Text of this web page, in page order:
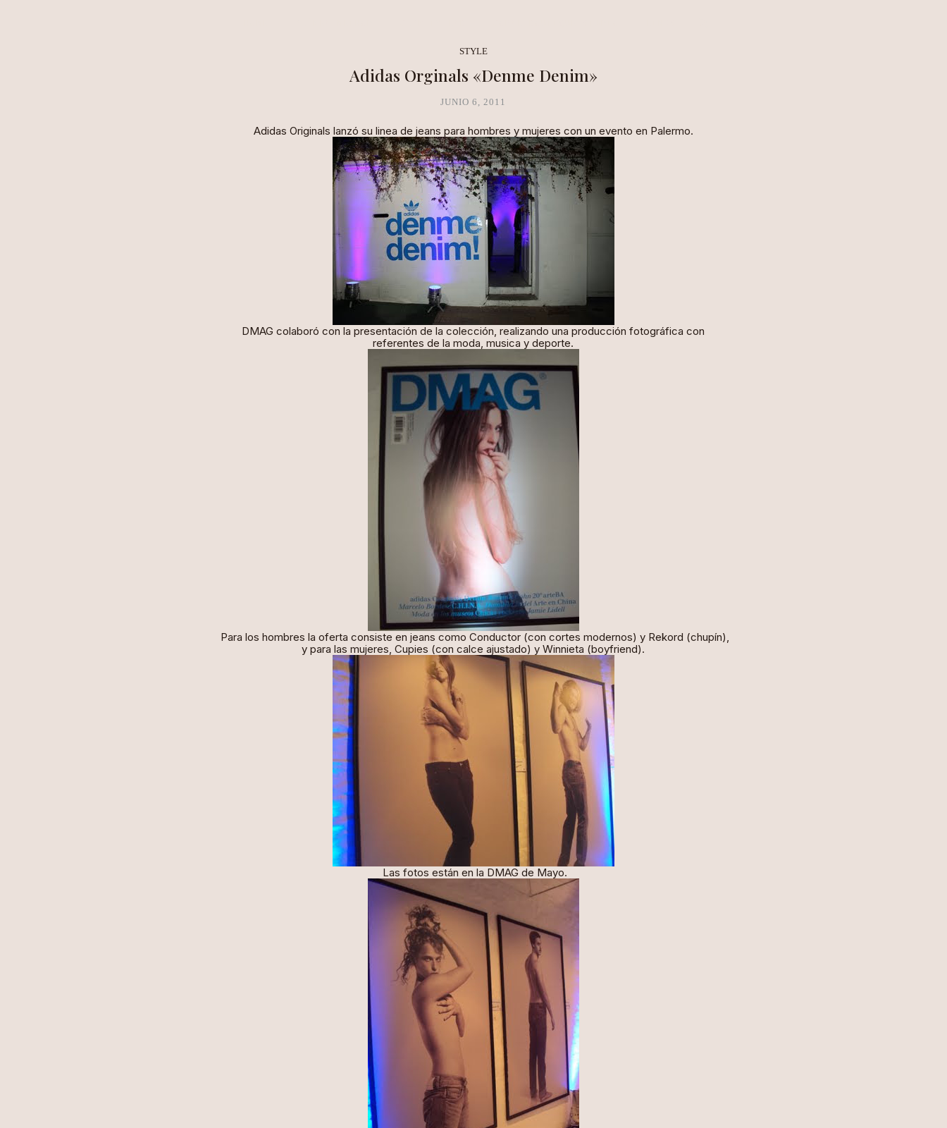
STYLE
Adidas Orginals «Denme Denim»
JUNIO 6, 2011
Adidas Originals lanzó su linea de jeans para hombres y mujeres con un evento en Palermo.
DMAG colaboró con la presentación de la colección, realizando una producción fotográfica con
referentes de la moda, musica y deporte.
Para los hombres la oferta consiste en jeans como Conductor (con cortes modernos) y Rekord (chupín),
y para las mujeres, Cupies (con calce ajustado) y Winnieta (boyfriend).
Las fotos están en la DMAG de Mayo.